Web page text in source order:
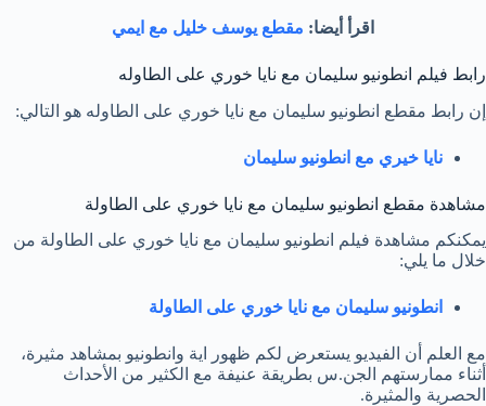
اقرأ أيضا: مقطع يوسف خليل مع ايمي
رابط فيلم انطونيو سليمان مع نايا خوري على الطاوله
إن رابط مقطع انطونيو سليمان مع نايا خوري على الطاوله هو التالي:
نايا خيري مع انطونيو سليمان
مشاهدة مقطع انطونيو سليمان مع نايا خوري على الطاولة
يمكنكم مشاهدة فيلم انطونيو سليمان مع نايا خوري على الطاولة من
خلال ما يلي:
انطونيو سليمان مع نايا خوري على الطاولة
مع العلم أن الفيديو يستعرض لكم ظهور اية وانطونيو بمشاهد مثيرة،
أثناء ممارستهم الجن.س بطريقة عنيفة مع الكثير من الأحداث
الحصرية والمثيرة.